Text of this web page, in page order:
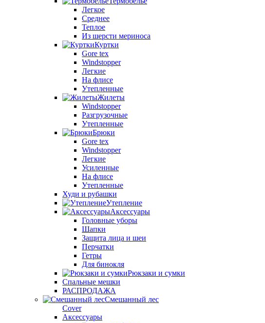
Легкое
Среднее
Теплое
Из шерсти мериноса
Куртки
Gore tex
Windstopper
Легкие
На флисе
Утепленные
Жилеты
Windstopper
Разгрузочные
Утепленные
Брюки
Gore tex
Windstopper
Легкие
Усиленные
На флисе
Утепленные
Худи и рубашки
Утепление
Аксессуары
Головные уборы
Шапки
Защита лица и шеи
Перчатки
Гетры
Для бинокля
Рюкзаки и сумки
Спальные мешки
РАСПРОДАЖА
Смешанный лес
Cover
Аксессуары